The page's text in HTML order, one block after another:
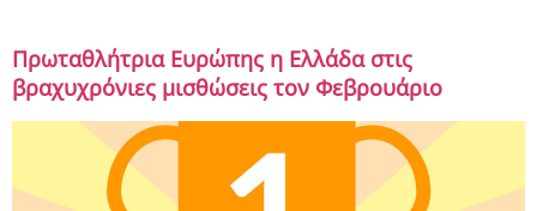
Πρωταθλήτρια Ευρώπης η Ελλάδα στις
βραχυχρόνιες μισθώσεις τον Φεβρουάριο